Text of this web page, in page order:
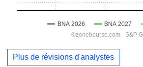
Plus de révisions d'analystes